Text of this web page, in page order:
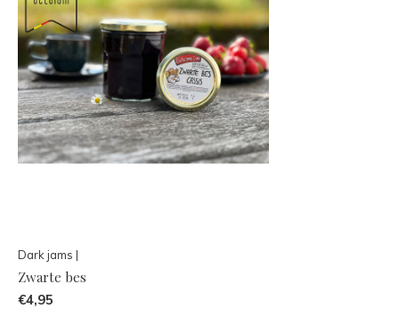
Dark jams |
Zwarte bes
€4,95